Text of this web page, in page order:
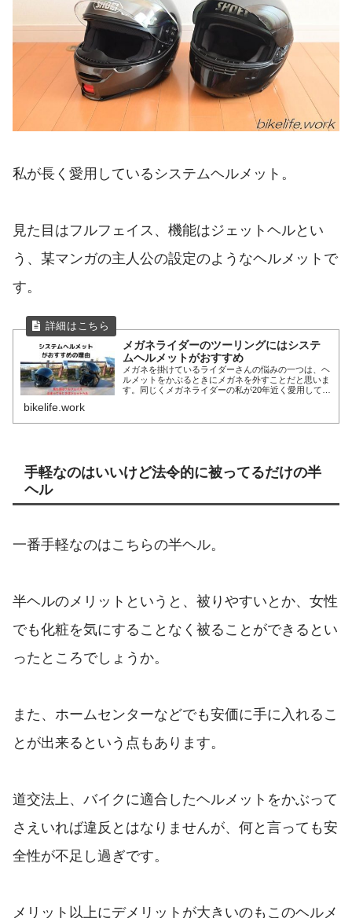
私が長く愛用しているシステムヘルメット。
見た目はフルフェイス、機能はジェットヘルとい
う、某マンガの主人公の設定のようなヘルメットで
す。
メガネライダーのツーリングにはシステ
ムヘルメットがおすすめ
メガネを掛けているライダーさんの悩みの一つは、ヘ
ルメットをかぶるときにメガネを外すことだと思いま
す。同じくメガネライダーの私が20年近く愛用してい
bikelife.work
手軽なのはいいけど法令的に被ってるだけの半
ヘル
一番手軽なのはこちらの半ヘル。
半ヘルのメリットというと、被りやすいとか、女性
でも化粧を気にすることなく被ることができるとい
ったところでしょうか。
また、ホームセンターなどでも安価に手に入れるこ
とが出来るという点もあります。
道交法上、バイクに適合したヘルメットをかぶって
さえいれば違反とはなりませんが、何と言っても安
全性が不足し過ぎです。
メリット以上にデメリットが大きいのもこのヘルメ